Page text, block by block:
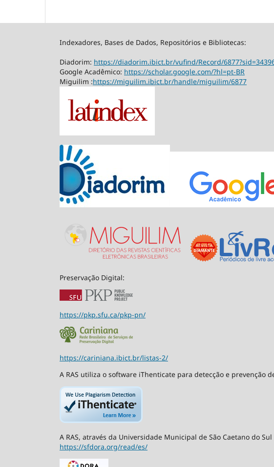
Indexadores, Bases de Dados, Repositórios e Bibliotecas:
Diadorim: https://diadorim.ibict.br/vufind/Record/
Google Acadêmico: https://scholar.google.com/?hl=pt-BR
Miguilim :https://miguilim.ibict.br/handle/miguilim/6877
Preservação Digital:
https://pkp.sfu.ca/pkp-pn/
https://cariniana.ibict.br/listas-2/
A RAS utiliza o software iThenticate para detecção e prevenção
A RAS, através da Universidade Municipal de São Caetano do
https://sfdora.org/read/es/